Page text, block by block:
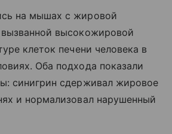
на мышах с жировой
высокожировой
клеток печени человека в
Оба подхода показали
синигрин сдерживал жировое
и нормализовал нарушенный